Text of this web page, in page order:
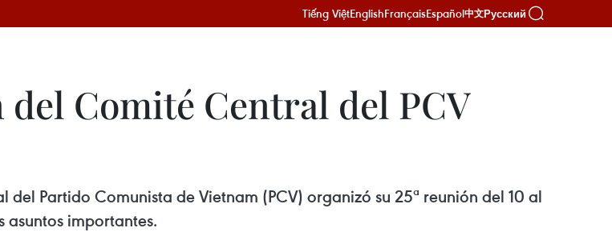
Tiếng ViệtEnglishFrançaisEspañol中文Русский
Comité Central del PCV
Partido Comunista de Vietnam (PCV) organizó su 25ª reunión del 10 al
asuntos importantes.